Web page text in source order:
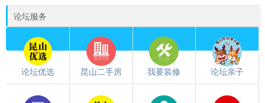
论坛服务
论坛优选 昆山二手房 我要装修 论坛亲子